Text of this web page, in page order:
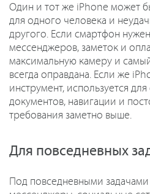
Один и тот же iPhone может
для одного человека и
другого. Если смартфон
мессенджеров, заметок и
максимальную камеру и
всегда оправдана. Если же
инструмент, используется
документов, навигации и
требования заметно выше.
Для повседневных
Под повседневными